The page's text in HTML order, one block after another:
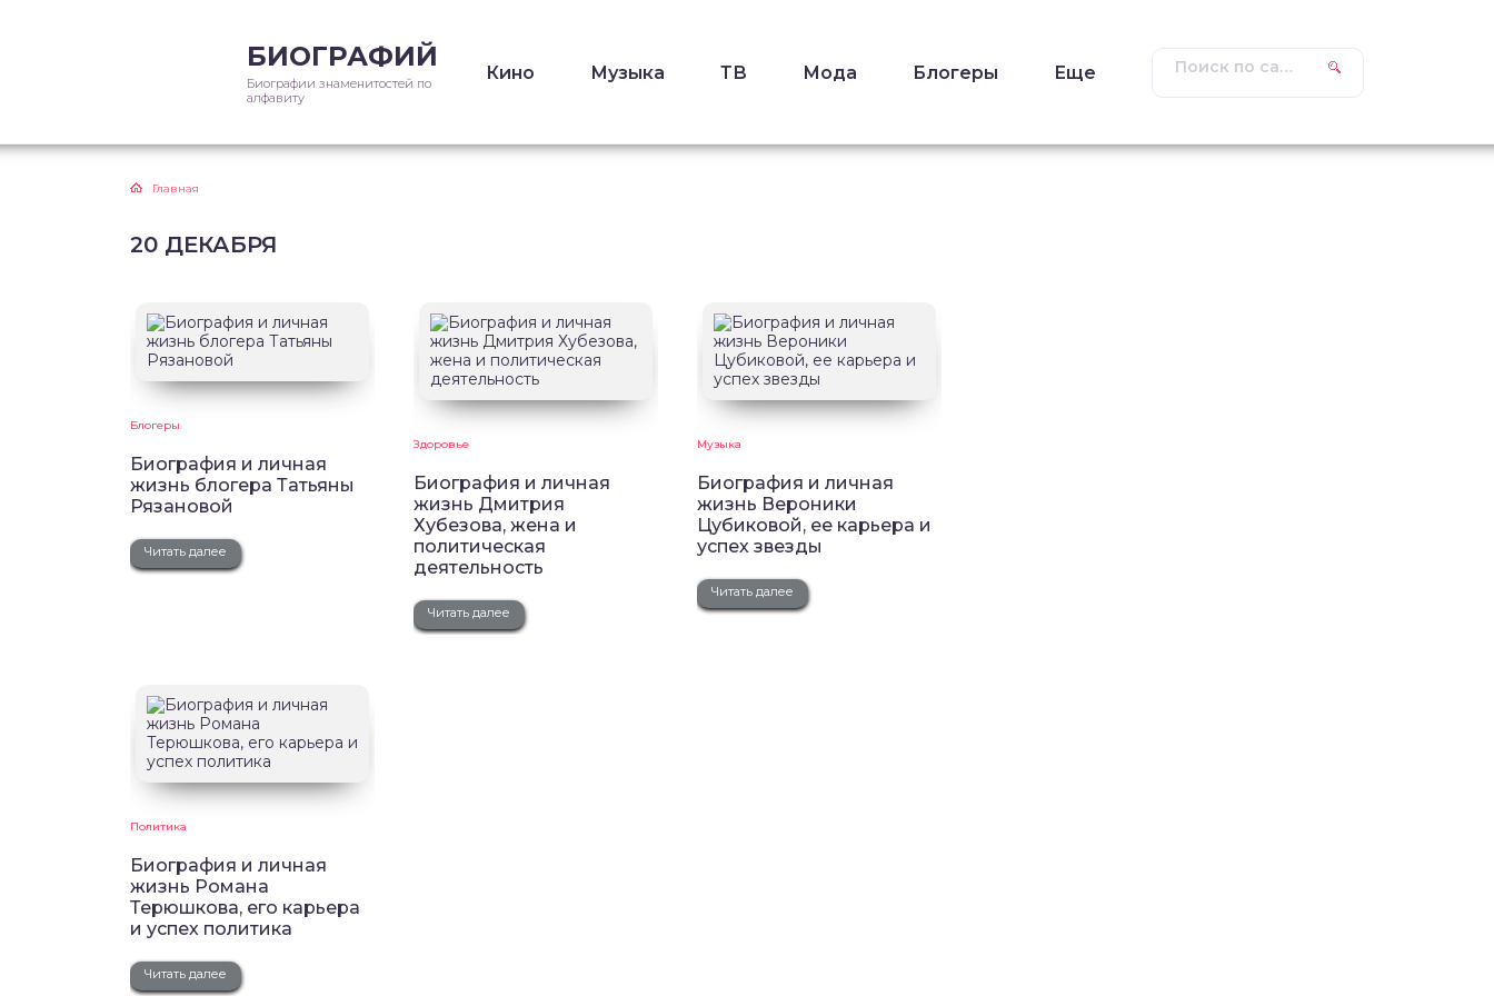
БИОГРАФИЙ
Биографии знаменитостей по
алфавиту
Кино Музыка ТВ Мода Блогеры Еще
Главная
20 ДЕКАБРЯ
Блогеры
Биография и личная
жизнь блогера Татьяны
Рязановой
Читать далее
Здоровье
Биография и личная
жизнь Дмитрия
Хубезова, жена и
политическая
деятельность
Читать далее
Музыка
Биография и личная
жизнь Вероники
Цубиковой, ее карьера и
успех звезды
Читать далее
Политика
Биография и личная
жизнь Романа
Терюшкова, его карьера
и успех политика
Читать далее